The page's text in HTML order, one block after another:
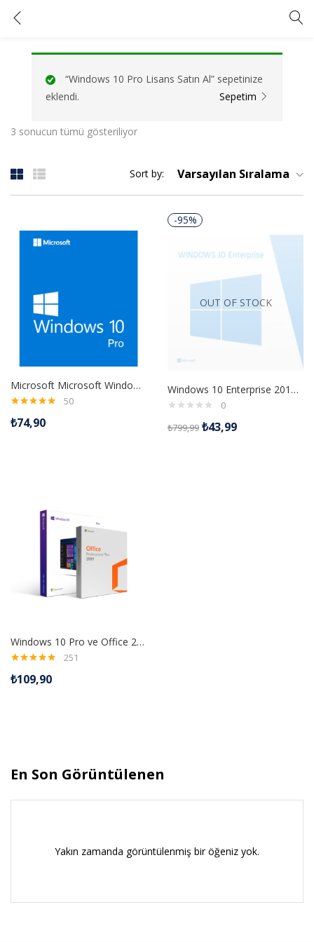
Kullanıcı adınızı ve şifrenizi girin.
“Windows 10 Pro Lisans Satın Al” sepetinize
eklendi.
Sepetim
3 sonucun tümü gösteriliyor
Sort by: Varsayılan Sıralama
Microsoft Microsoft Windows 10 Pro Dijital Lisans Anahtarı
4.98oy aldı
50
₺74,90
-95%
OUT OF STOCK
Windows 10 Enterprise 2016 LTSB Retail Dijital Lisans Anahtarı
0
₺799,99 ₺43,99
Windows 10 Pro ve Office 2019 Pro Plus Dijital Lisans Anahtarı
4.99oy aldı
251
₺109,90
En Son Görüntülenen
Yakın zamanda görüntülenmiş bir öğeniz yok.